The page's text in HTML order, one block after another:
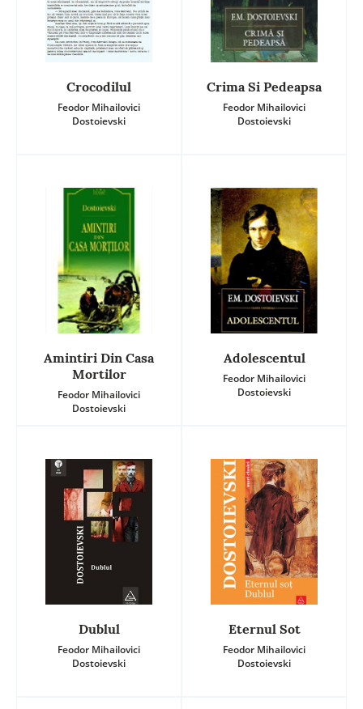
Crocodilul
Feodor Mihailovici
Dostoievski
Crima Si Pedeapsa
Feodor Mihailovici
Dostoievski
Amintiri Din Casa
Mortilor
Feodor Mihailovici
Dostoievski
Adolescentul
Feodor Mihailovici
Dostoievski
Dublul
Feodor Mihailovici
Dostoievski
Eternul Sot
Feodor Mihailovici
Dostoievski